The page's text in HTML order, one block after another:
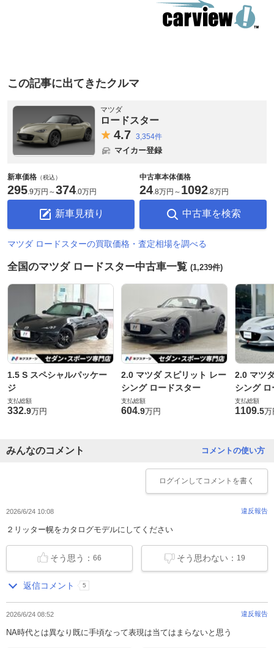
この記事に出てきたクルマ
マツダ
ロードスター
4.7 3,354件
マイカー登録
新車価格 （税込）
295 9万円 ～374 0万円
新車見積り
中古車本体価格
24 8万円 ～ 1092 8万円
中古車を検索
マツダ ロードスターの買取価格・査定相場を調べる
全国のマツダ ロードスター中古車一覧 (1,239件)
1.5 S スペシャルパッケー
ジ
支払総額
332.9万円
2.0 マツダ スピリット レー
シング ロードスター
支払総額
604.9万円
2.0 マツ
シング
支払総額
1109.5万
コメントの使い方
みんなのコメント
ログイン してコメントを書く
2026/6/24 10:08 違反報告
２リッター幌をカタログモデルにしてください
そう思わない： 19
そう思う：66
返信コメント 5
2026/6/24 08:52 違反報告
NA時代とは異なり既に手頃なって表現は当てはまらないと思う